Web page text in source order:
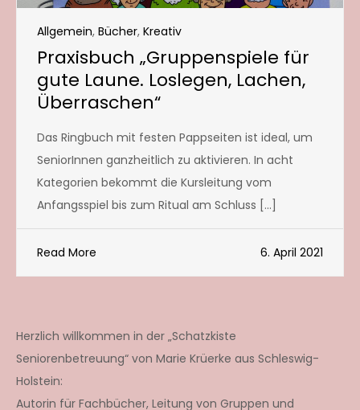
Allgemein, Bücher, Kreativ
Praxisbuch „Gruppenspiele für
gute Laune. Loslegen, Lachen,
Überraschen“
Das Ringbuch mit festen Pappseiten ist ideal, um
SeniorInnen ganzheitlich zu aktivieren. In acht
Kategorien bekommt die Kursleitung vom
Anfangsspiel bis zum Ritual am Schluss […]
Read More 6. April 2021
Herzlich willkommen in der „Schatzkiste
Seniorenbetreuung“ von Marie Krüerke aus Schleswig-
Holstein:
Autorin für Fachbücher, Leitung von Gruppen und